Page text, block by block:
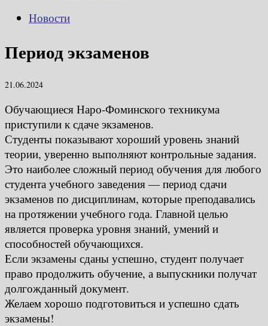
Новости
Период экзаменов
21.06.2024
Обучающиеся Наро-Фоминского техникума
приступили к сдаче экзаменов.
Студенты показывают хороший уровень знаний
теории, уверенно выполняют контрольные задания.
Это наиболее сложный период обучения для любого
студента учебного заведения — период сдачи
экзаменов по дисциплинам, которые преподавались
на протяжении учебного года. Главной целью
является проверка уровня знаний, умений и
способностей обучающихся.
Если экзамены сданы успешно, студент получает
право продолжить обучение, а выпускники получат
долгожданный документ.
Желаем хорошо подготовиться и успешно сдать
экзамены!